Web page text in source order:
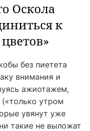
Оскола
к
без пиетета
внимания и
ажиотажем,
утром
увянут уже
такие не выложат